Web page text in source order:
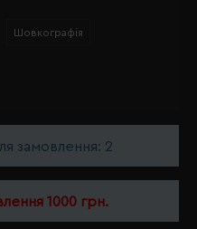
Шовкографія
замовлення: 2
1000 грн.